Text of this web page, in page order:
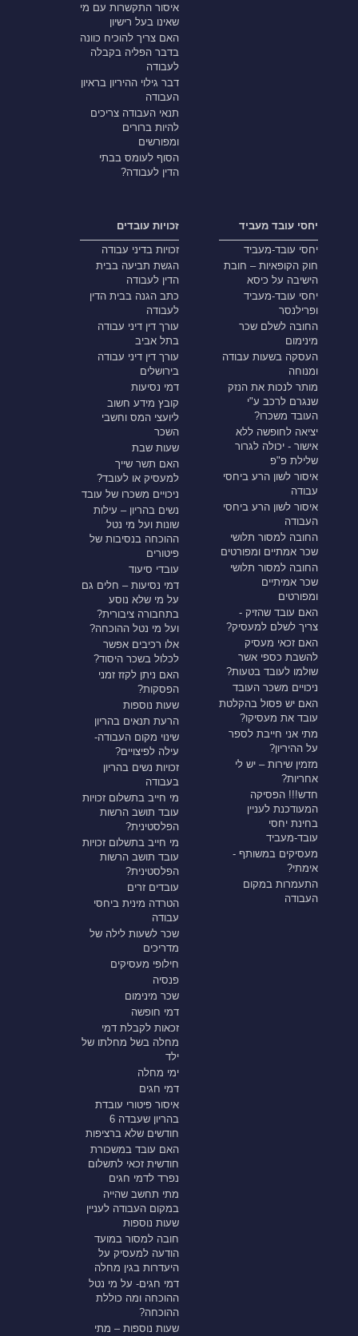
איסור התקשרות עם מי
שאינו בעל רישיון
האם צריך להוכיח כוונה
בדבר הפליה בקבלה
לעבודה
דבר גילוי ההיריון בראיון
העבודה
תנאי העבודה צריכים
להיות ברורים
ומפורשים
הסוף לעומס בבתי
הדין לעבודה?
יחסי עובד מעביד
יחסי עובד-מעביד
חוק הקופאיות – חובת
הישיבה על כיסא
יחסי עובד-מעביד
ופרילנסר
החובה לשלם שכר
מינימום
העסקה בשעות עבודה
ומנוחה
מותר לנכות את הנזק
שנגרם לרכב ע"י
העובד משכרו?
יציאה לחופשה ללא
אישור - יכולה לגרור
שלילת פ"פ
איסור לשון הרע ביחסי
עבודה
איסור לשון הרע ביחסי
העבודה
החובה למסור תלושי
שכר אמתיים ומפורטים
החובה למסור תלושי
שכר אמיתיים
ומפורטים
האם עובד שהזיק -
צריך לשלם למעסיק?
האם זכאי מעסיק
להשבת כספי אשר
שולמו לעובד בטעות?
ניכויים משכר העובד
האם יש פסול בהקלטת
עובד את מעסיקו?
מתי אני חייבת לספר
על ההיריון?
מזמין שירות – יש לי
אחריות?
חדש!!! הפסיקה
המעודכנת לעניין
בחינת יחסי
עובד-מעביד
מעסיקים במשותף -
אימתי?
התעמרות במקום
העבודה
זכויות עובדים
זכויות בדיני עבודה
הגשת תביעה בבית
הדין לעבודה
כתב הגנה בבית הדין
לעבודה
עורך דין דיני עבודה
בתל אביב
עורך דין דיני עבודה
בירושלים
דמי נסיעות
קובץ מידע חשוב
ליועצי המס וחשבי
השכר
שעות שבת
האם תשר שייך
למעסיק או לעובד?
ניכויים משכרו של עובד
נשים בהריון – עילות
שונות ועל מי נטל
ההוכחה בנסיבות של
פיטורים
עובדי סיעוד
דמי נסיעות – חלים גם
על מי שלא נוסע
בתחבורה ציבורית?
ועל מי נטל ההוכחה?
אלו רכיבים אפשר
לכלול בשכר היסוד?
האם ניתן לקזז זמני
הפסקות?
שעות נוספות
הרעת תנאים בהריון
שינוי מקום העבודה-
עילה לפיצויים?
זכויות נשים בהריון
בעבודה
מי חייב בתשלום זכויות
עובד תושב הרשות
הפלסטינית?
מי חייב בתשלום זכויות
עובד תושב הרשות
הפלסטינית?
עובדים זרים
הטרדה מינית ביחסי
עבודה
שכר לשעות לילה של
מדריכים
חילופי מעסיקים
פנסיה
שכר מינימום
דמי חופשה
זכאות לקבלת דמי
מחלה בשל מחלתו של
ילד
ימי מחלה
דמי חגים
איסור פיטורי עובדת
בהריון שעבדה 6
חודשים שלא ברציפות
האם עובד במשכורת
חודשית זכאי לתשלום
נפרד לדמי חגים
מתי תחשב שהייה
במקום העבודה לעניין
שעות נוספות
חובה למסור במועד
הודעה למעסיק על
היעדרות בגין מחלה
דמי חגים- על מי נטל
ההוכחה ומה כוללת
ההוכחה?
שעות נוספות – מתי